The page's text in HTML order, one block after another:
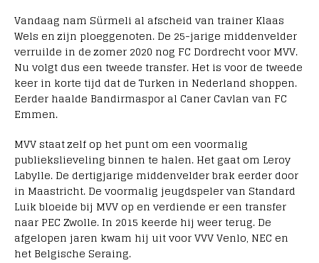
Vandaag nam Sürmeli al afscheid van trainer Klaas
Wels en zijn ploeggenoten. De 25-jarige middenvelder
verruilde in de zomer 2020 nog FC Dordrecht voor MVV.
Nu volgt dus een tweede transfer. Het is voor de tweede
keer in korte tijd dat de Turken in Nederland shoppen.
Eerder haalde Bandirmaspor al Caner Cavlan van FC
Emmen.
MVV staat zelf op het punt om een voormalig
publiekslieveling binnen te halen. Het gaat om Leroy
Labylle. De dertigjarige middenvelder brak eerder door
in Maastricht. De voormalig jeugdspeler van Standard
Luik bloeide bij MVV op en verdiende er een transfer
naar PEC Zwolle. In 2015 keerde hij weer terug. De
afgelopen jaren kwam hij uit voor VVV Venlo, NEC en
het Belgische Seraing.